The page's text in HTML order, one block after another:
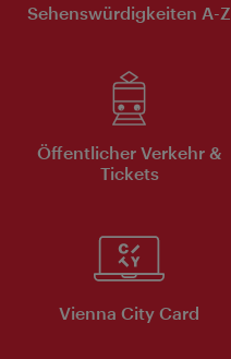
Sehenswürdigkeiten A-Z
Öffentlicher Verkehr &
Tickets
Vienna City Card